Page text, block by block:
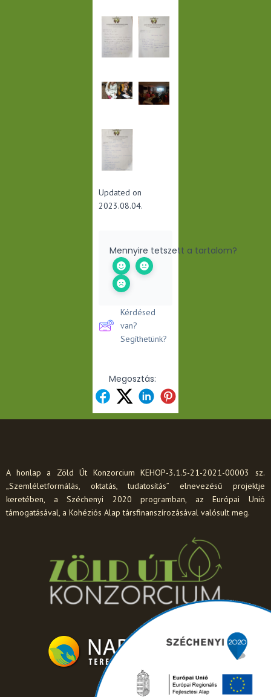
Updated on
2023.08.04.
Mennyire tetszett a tartalom?
Kérdésed
van?
Segíthetünk?
Megosztás:
A honlap a Zöld Út Konzorcium KEHOP-3.1.5-21-2021-00003 sz.
„Szemléletformálás, oktatás, tudatosítás” elnevezésű projektje
keretében, a Széchenyi 2020 programban, az Európai Unió
támogatásával, a Kohéziós Alap társfinanszírozásával valósult meg.